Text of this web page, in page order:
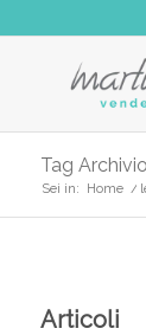
Tag
Sei in: Home /
Articoli